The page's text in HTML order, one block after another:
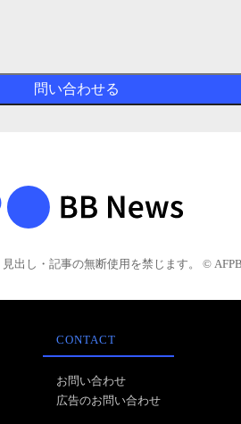
出し・記事の無断使用を禁じます。 ©
CONTACT
お問い合わせ
広告のお問い合わせ